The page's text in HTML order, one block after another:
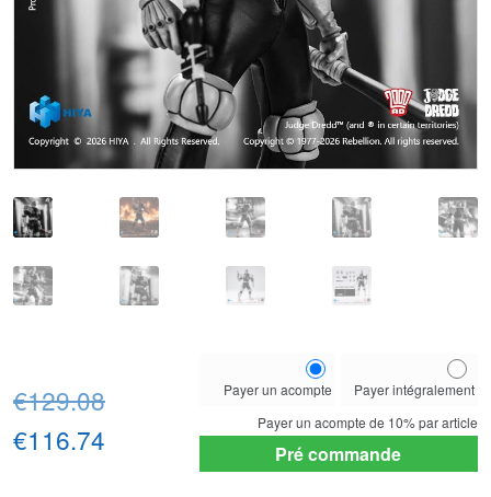
your
payment
Payer un acompte
Payer intégralement
Payer un acompte de 10%par article
Pré commande
€129.08Le
€116.74